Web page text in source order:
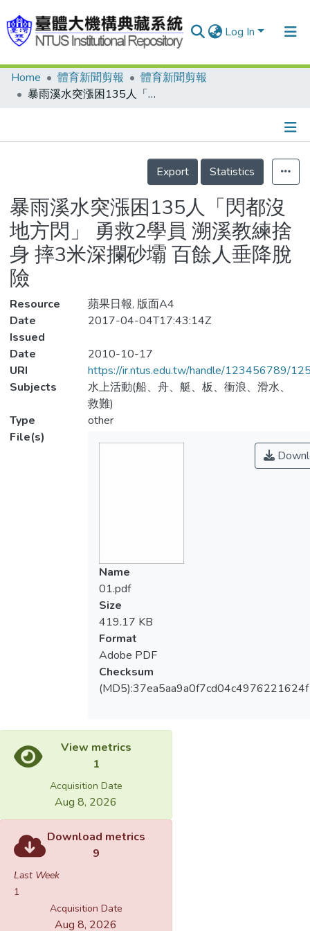
Log In
Communities & Collections
Statistics
Home 體育新聞剪報
體育新聞剪報
暴雨溪水突漲困135人「閃都沒地方閃」 勇救2學員 溯溪教練捨身 摔3米深攔砂壩 百餘人垂降脫險
Details
Export
Statistics
暴雨溪水突漲困135人「閃都沒
地方閃」 勇救2學員 溯溪教練捨
身 摔3米深攔砂壩 百餘人垂降脫
險
Resource
蘋果日報, 版面A4
Date
Issued
2017-04-04T17:43:14Z
Date
2010-10-17
URI
https://ir.ntus.edu.tw/handle/123456789/
Subjects
水上活動(船、舟、艇、板、衝浪、滑水、
救難)
Type
other
File(s)
Name
01.pdf
Size
419.17 KB
Format
Adobe PDF
Checksum
View metrics
1
Acquisition Date
Aug 8, 2026
Download metrics
9
Last Week
1
Acquisition Date
Aug 8, 2026